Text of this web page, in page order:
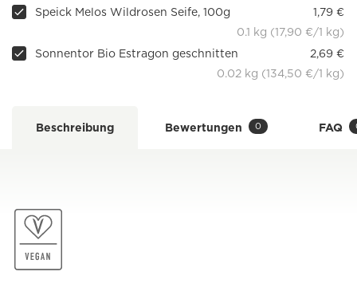
Speick Melos Wildrosen Seife, 100g
1,79 €
0.1 kg (17,90 €/1 kg)
Sonnentor Bio Estragon geschnitten
2,69 €
0.02 kg (134,50 €/1 kg)
Beschreibung Bewertungen 0 FAQ